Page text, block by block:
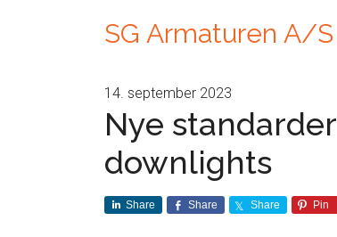
SG Armaturen A/S
14. september 2023
Nye
downlights
Share Share Share Pin